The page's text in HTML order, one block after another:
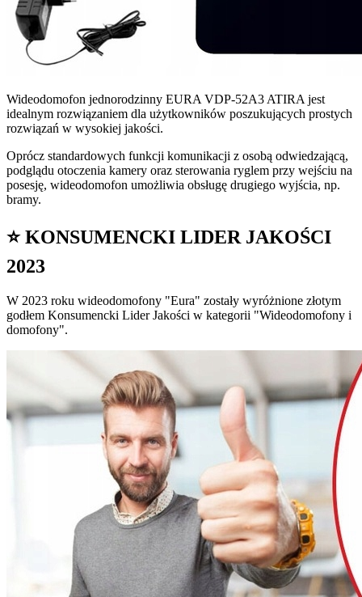
Wideodomofon jednorodzinny EURA VDP-52A3 ATIRA jest
idealnym rozwiązaniem dla użytkowników poszukujących prostych
rozwiązań w wysokiej jakości.
Oprócz standardowych funkcji komunikacji z osobą odwiedzającą,
podglądu otoczenia kamery oraz sterowania ryglem przy wejściu na
posesję, wideodomofon umożliwia obsługę drugiego wyjścia, np.
bramy.
⭐ KONSUMENCKI LIDER JAKOŚCI
2023
W 2023 roku wideodomofony "Eura" zostały wyróżnione złotym
godłem Konsumencki Lider Jakości w kategorii "Wideodomofony i
domofony".